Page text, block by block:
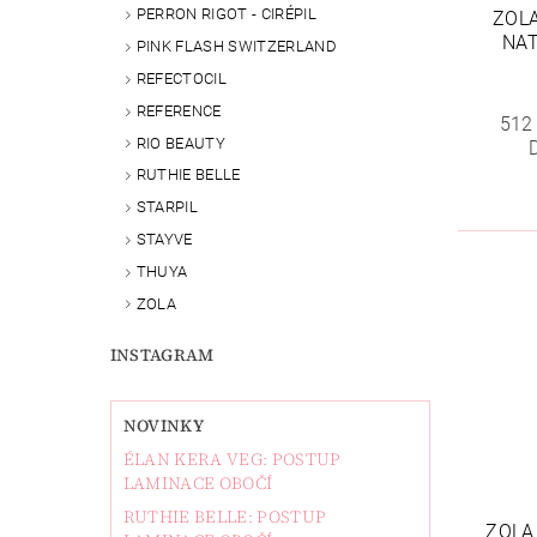
PERRON RIGOT - CIRÉPIL
PINK FLASH SWITZERLAND
REFECTOCIL
REFERENCE
RIO BEAUTY
RUTHIE BELLE
STARPIL
STAYVE
THUYA
ZOLA
INSTAGRAM
NOVINKY
ÉLAN KERA VEG: POSTUP
LAMINACE OBOČÍ
RUTHIE BELLE: POSTUP